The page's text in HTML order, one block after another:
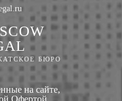
БЮРО
на сайте,